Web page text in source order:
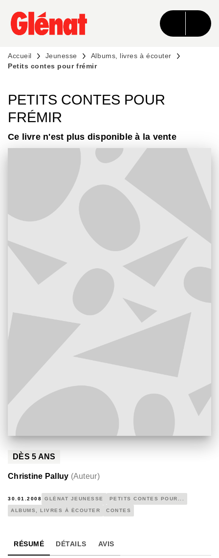
MENU RECHERCHE CONTENU
PIED DE PAGE
Accueil Jeunesse
Albums, livres à écouter
Petits contes pour frémir
PETITS CONTES POUR
FRÉMIR
Ce livre n'est plus disponible à la vente
DÈS5 ANS
Christine Palluy (Auteur)
30.01.2008 GLÉNAT JEUNESSE PETITS CONTES POUR...
ALBUMS, LIVRES À ÉCOUTER CONTES
RÉSUMÉ DÉTAILS AVIS